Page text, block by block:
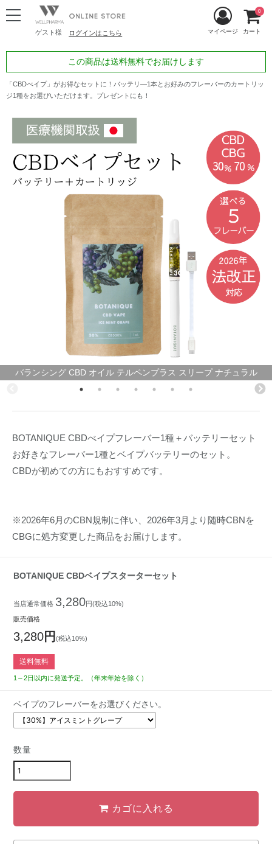
ゲスト様 ログインはこちら マイページ カート
0
この商品は送料無料でお届けします
「CBDべイプ」がお得なセットに！バッテリ―1本とお好みのフレーバーのカートリッ
ジ1種をお選びいただけます。プレゼントにも！
バランシング CBD オイル テルペンプラス スリープ ナチュラル
BOTANIQUE CBDべイプフレーバー1種＋バッテリーセット
お好きなフレーバー1種とベイプバッテリーのセット。
CBDが初めての方にもおすすめです。
※2026年6月のCBN規制に伴い、2026年3月より随時CBNを
CBGに処方変更した商品をお届けします。
BOTANIQUE CBDベイプスターターセット
当店通常価格 3,280円(税込10%)
販売価格
3,280円(税込10%)
送料無料
1～2日以内に発送予定。（年末年始を除く）
ベイプのフレーバーをお選びください。
数量
カゴに入れる